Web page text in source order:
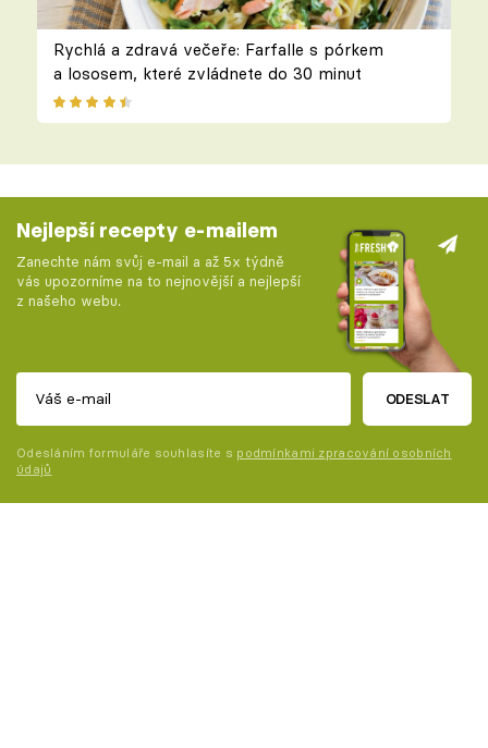
Rychlá a zdravá večeře: Farfalle s pórkem
a lososem, které zvládnete do 30 minut
Nejlepší recepty e-mailem
Zanechte nám svůj e-mail a až 5x týdně
vás upozorníme na to nejnovější a nejlepší
z našeho webu.
ODESLAT
Odesláním formuláře souhlasíte s podmínkami zpracování osobních
údajů